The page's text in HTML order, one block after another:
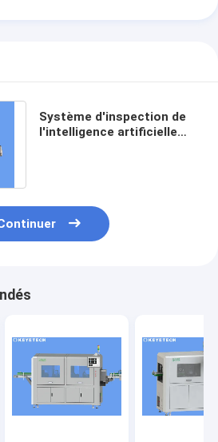
Système d'inspection de
l'intelligence artificielle